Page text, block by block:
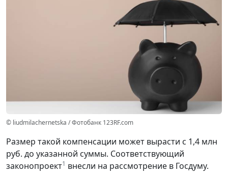
© liudmilachernetska / Фотобанк 123RF.com
Размер такой компенсации может вырасти с 1,4 млн
руб. до указанной суммы. Соответствующий
законопроект1 внесли на рассмотрение в Госдуму.